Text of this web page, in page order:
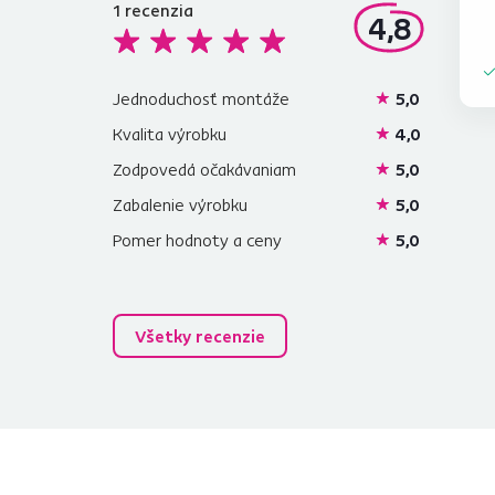
4,8
1 recenzia
Jednoduchosť montáže
5,0
Kvalita výrobku
4,0
Zodpovedá očakávaniam
5,0
Zabalenie výrobku
5,0
Pomer hodnoty a ceny
5,0
Všetky recenzie